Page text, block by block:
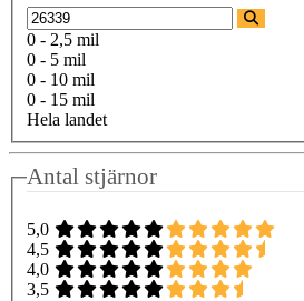
0 - 2,5 mil
0 - 5 mil
0 - 10 mil
0 - 15 mil
Hela landet
Antal stjärnor
5,0
4,5
4,0
3,5